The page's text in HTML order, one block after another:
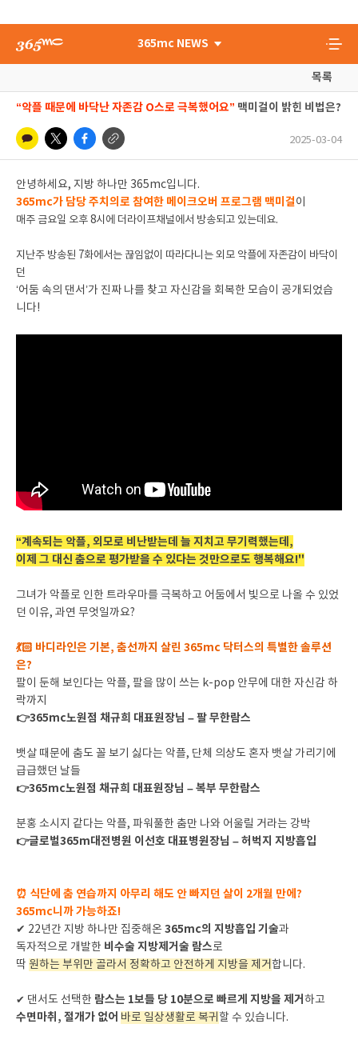
365mc NEWS
목록
“악플 때문에 바닥난 자존감 O스로 극복했어요” 맥미걸이 밝힌 비법은?
2025-03-04
안녕하세요, 지방 하나만 365mc입니다.
365mc가 담당 주치의로 참여한 메이크오버 프로그램 맥미걸이
매주 금요일 오후 8시에 더라이프채널에서 방송되고 있는데요.
지난주 방송된 7화에서는 끊임없이 따라다니는 외모 악플에 자존감이 바닥이
던
‘어둠 속의 댄서’가 진짜 나를 찾고 자신감을 회복한 모습이 공개되었습
니다!
“계속되는 악플, 외모로 비난받는데 늘 지치고 무기력했는데,
이제 그 대신 춤으로 평가받을 수 있다는 것만으로도 행복해요!"
그녀가 악플로 인한 트라우마를 극복하고 어둠에서 빛으로 나올 수 있었
던 이유, 과연 무엇일까요?
💃🏻 바디라인은 기본, 춤선까지 살린 365mc 닥터스의 특별한 솔루션
은?
팔이 둔해 보인다는 악플, 팔을 많이 쓰는 k-pop 안무에 대한 자신감 하
락까지
👉365mc노원점 채규희 대표원장님 – 팔 무한람스
뱃살 때문에 춤도 꼴 보기 싫다는 악플, 단체 의상도 혼자 뱃살 가리기에
급급했던 날들
👉365mc노원점 채규희 대표원장님 – 복부 무한람스
분홍 소시지 같다는 악플, 파워풀한 춤만 나와 어울릴 거라는 강박
👉글로벌365m대전병원 이선호 대표병원장님 – 허벅지 지방흡입
⏰ 식단에 춤 연습까지 아무리 해도 안 빠지던 살이 2개월 만에?
365mc니까 가능하죠!
✔ 22년간 지방 하나만 집중해온 365mc의 지방흡입 기술과
독자적으로 개발한 비수술 지방제거술 람스로
딱 원하는 부위만 골라서 정확하고 안전하게 지방을 제거합니다.
✔ 댄서도 선택한 람스는 1보틀 당 10분으로 빠르게 지방을 제거하고
수면마취, 절개가 없어 바로 일상생활로 복귀 할 수 있습니다.